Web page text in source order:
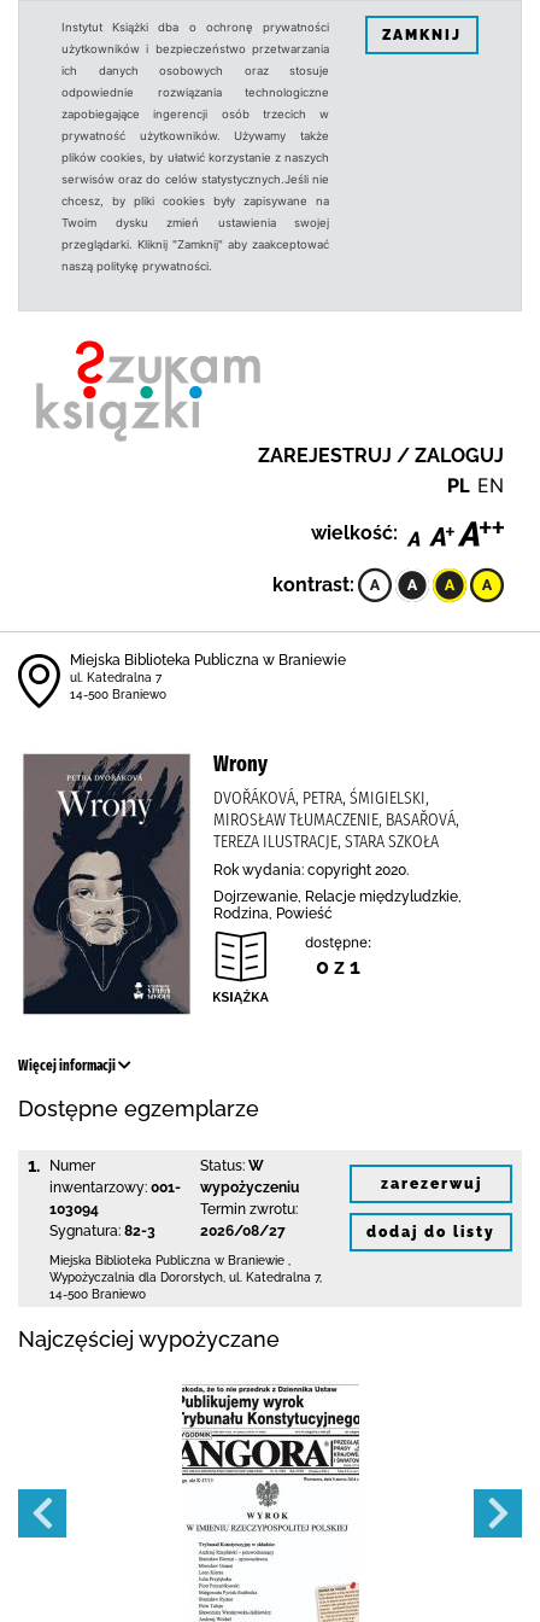
Instytut Książki dba o ochronę prywatności
użytkowników i bezpieczeństwo przetwarzania
ich danych osobowych oraz stosuje
odpowiednie rozwiązania technologiczne
zapobiegające ingerencji osób trzecich w
prywatność użytkowników. Używamy także
plików cookies, by ułatwić korzystanie z naszych
serwisów oraz do celów statystycznych.Jeśli nie
chcesz, by pliki cookies były zapisywane na
Twoim dysku zmień ustawienia swojej
przeglądarki. Kliknij "Zamknij" aby zaakceptować
naszą politykę prywatności.
ZAMKNIJ
ZAREJESTRUJ / ZALOGUJ
PL EN
wielkość:
kontrast:
Miejska Biblioteka Publiczna w Braniewie
ul. Katedralna 7
14-500 Braniewo
Wrony
DVOŘÁKOVÁ, PETRA, ŚMIGIELSKI,
MIROSŁAW TŁUMACZENIE, BASAŘOVÁ,
TEREZA ILUSTRACJE, STARA SZKOŁA
Rok wydania: copyright 2020.
Dojrzewanie, Relacje międzyludzkie,
Rodzina, Powieść
dostępne:
0 z 1
Więcej informacji
Dostępne egzemplarze
1.
Numer
inwentarzowy: 001-
103094
Sygnatura: 82-3
Status: W
wypożyczeniu
Termin zwrotu:
2026/08/27
Miejska Biblioteka Publiczna w Braniewie
Wypożyczalnia dla Dororsłych, ul. Katedralna 7,
14-500 Braniewo
zarezerwuj
dodaj do listy
Najczęściej wypożyczane